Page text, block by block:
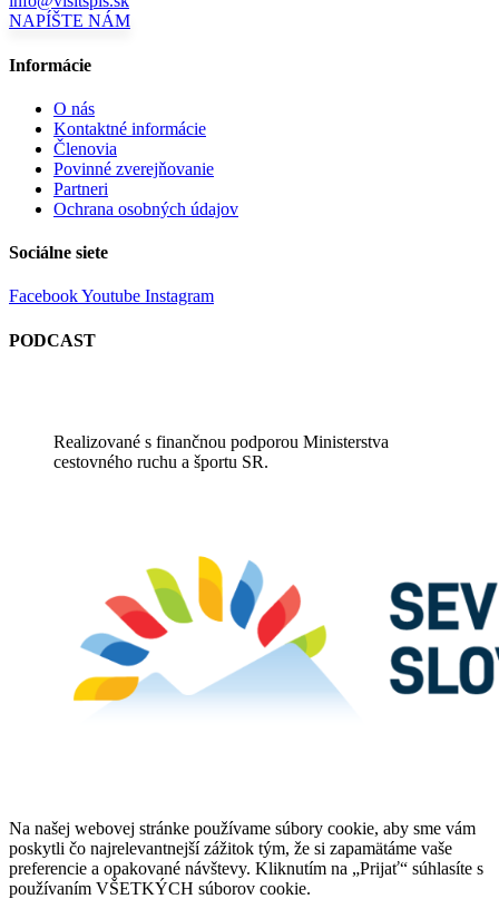
NAPÍŠTE NÁM
Informácie
O nás
Kontaktné informácie
Členovia
Povinné zverejňovanie
Partneri
Ochrana osobných údajov
Sociálne siete
FacebookYoutube Instagram
PODCAST
Realizované s finančnou podporou Ministerstva
cestovného ruchu a športu SR.
Na našej webovej stránke používame súbory cookie, aby sme vám
poskytli čo najrelevantnejší zážitok tým, že si zapamätáme vaše
preferencie a opakované návštevy. Kliknutím na „Prijať“ súhlasíte s
používaním VŠETKÝCH súborov cookie.